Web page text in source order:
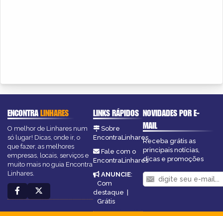
ENCONTRALINHARES
O melhor de Linhares num
só lugar! Dicas, onde ir, o
que fazer, as melhores
empresas, locais, serviços e
muito mais no guia Encontra
Linhares.
LINKS RÁPIDOS
Sobre
EncontraLinhares
Fale com o
EncontraLinhares
ANUNCIE:
Com
destaque |
Grátis
NOVIDADES POR E-
MAIL
Receba grátis as
principais notícias,
dicas e promoções